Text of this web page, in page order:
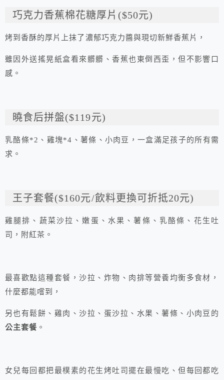
巧克力香蕉棉花糖厚片($50元)
烤到香酥的厚片上抹了濃郁巧克力醬與現切新鮮香蕉片，
雖因外送搖晃紙盒看來髒髒、香蕉也東倒西歪，但不影響口
感。
曉食后拼盤($119元)
乳酪條*2、雞塊*4、薯條、小肉豆，一盒滿足孩子的所有需
求。
王子套餐($160元/飲料更換可折抵20元)
雞腿排、蔬菜沙拉、嫩蛋、水果、薯條、乳酪條、花生吐
司，附紅茶。
最喜歡點這種套餐，沙拉、炸物、肉排等營養均衡多食材，
什麼都能嚐到，
另也有鬆餅、雞肉、沙拉、蛋沙拉、水果、薯條、小肉豆的
公主套餐 。
女兒每回都把最樸素的花生烤吐司擺在最慢吃、但每回都吃